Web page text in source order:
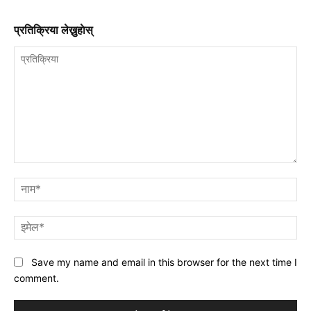
प्रतिक्रिया लेख्नुहाेस्
Save my name and email in this browser for the next time I
comment.